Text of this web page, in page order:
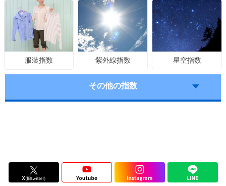
服装指数 紫外線指数 星空指数
その他の指数